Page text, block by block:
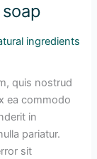
ingredients
quis nostrud
ea commodo
in
pariatur.
sit